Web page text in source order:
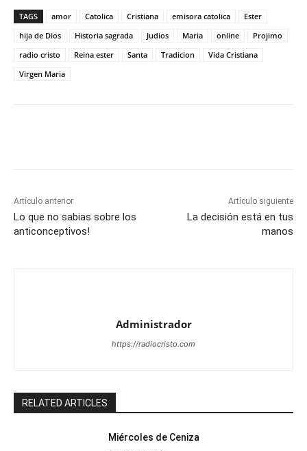
TAGS amor Catolica Cristiana emisora catolica
Ester
hija de Dios
Historia sagrada Judios Maria online
Projimo
radio cristo
Reina ester Santa Tradicion
Vida Cristiana
Virgen Maria
Artículo anterior
Lo que no sabias sobre los
anticonceptivos!
Artículo siguiente
La decisión está en tus
manos
Administrador
https://radiocristo.com
RELATED ARTICLES
Miércoles de Ceniza